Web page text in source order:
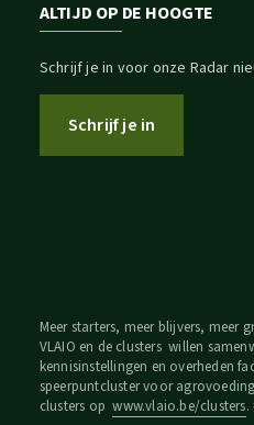
ALTIJD OP DE HOOGTE
Schrijf je in voor onze Radar
Schrijf je in
Meer starters, meer blijvers, meer
VLAIO en de clusters willen
kennisinstellingen en overheden
speerpuntcluster voor
clusters opwww.vlaio.be/clusters.